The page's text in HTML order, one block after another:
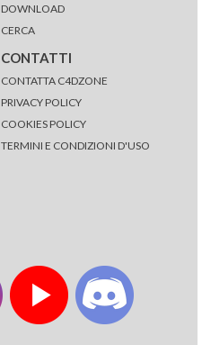
DOWNLOAD
CERCA
CONTATTI
CONTATTA C4DZONE
PRIVACY POLICY
COOKIES POLICY
TERMINI E CONDIZIONI D'USO